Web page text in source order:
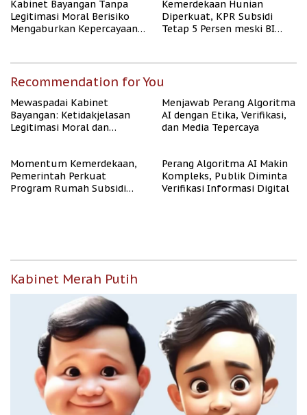
Kabinet Bayangan Tanpa
Legitimasi Moral Berisiko
Mengaburkan Kepercayaan
Kemerdekaan Hunian
Diperkuat, KPR Subsidi
Tetap 5 Persen meski BI
Recommendation for You
Mewaspadai Kabinet
Bayangan: Ketidakjelasan
Legitimasi Moral dan
Menjawab Perang Algoritma
AI dengan Etika, Verifikasi,
dan Media Tepercaya
Momentum Kemerdekaan,
Pemerintah Perkuat
Program Rumah Subsidi
Perang Algoritma AI Makin
Kompleks, Publik Diminta
Verifikasi Informasi Digital
Kabinet Merah Putih